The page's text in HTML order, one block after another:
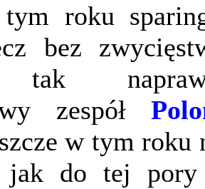
roku
bez
tak
zespół
w tym roku
jak do tej